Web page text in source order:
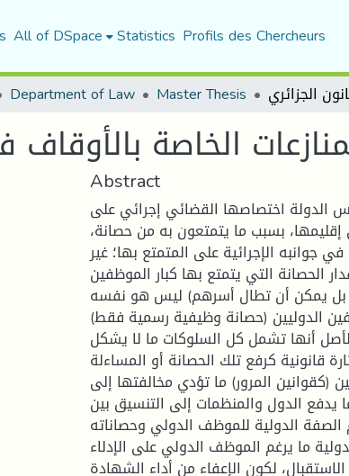
All of DSpace Statistics Profils des Chercheurs
Department of Law Master Thesis
الخاصة بالأوقاف
Abstract
الدولة اختصاصها القضائي إجرائي على
إقليمها، بسبب ما يتمتعون به من حصانة،
جوانبه الإجرائية على المتمتع بها؛ غير
الحصانة التي يتمتع بها كبار الموظفين
يمكن أن تطال أسرهم) ليس هو نفسه
الدوليين (حصانة وظيفية رسمية فقط).
أنها تشمل كل السلوكات ما لا يشكل
قانونية كرفع تلك الحصانة أو المساءلة
(كقوانين المرور) ما تؤدي مخالفتها إلى
يدفع الدول والمنظمات إلى التنسيق بين
الصفة الدولية للموظف الدولي وحصاناته.
ما يرغم الموظف الدولي على الإدلاء
لكون الإعفاء من أداء الشهادة